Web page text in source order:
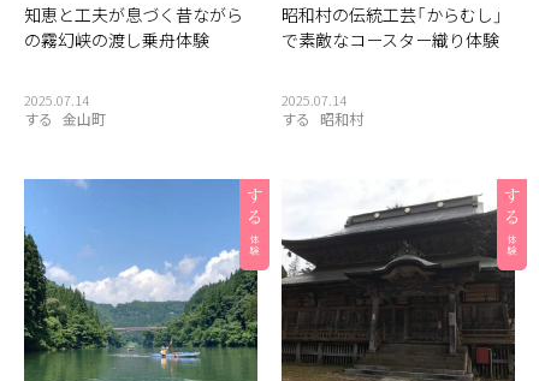
知恵と工夫が息づく昔ながら
の霧幻峡の渡し乗舟体験
2025.07.14
する 金山町
昭和村の伝統工芸「からむし」
で素敵なコースター織り体験
2025.07.14
する 昭和村